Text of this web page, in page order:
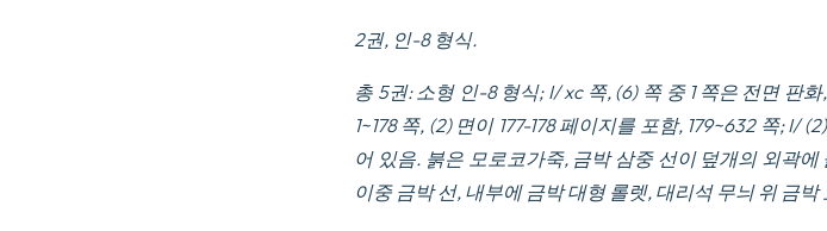
2권, 인-8 형식.
총 5권: 소형 인-8 형식; I/ xc 쪽, (6) 쪽 중 1 쪽은 전면 판
1~178 쪽, (2) 면이 177-178 페이지를 포함, 179~632 쪽; I/
어 있음. 붉은 모로코가죽, 금박 삼중 선이 덮개의 외곽
이중 금박 선, 내부에 금박 대형 롤렛, 대리석 무늬 위 금박